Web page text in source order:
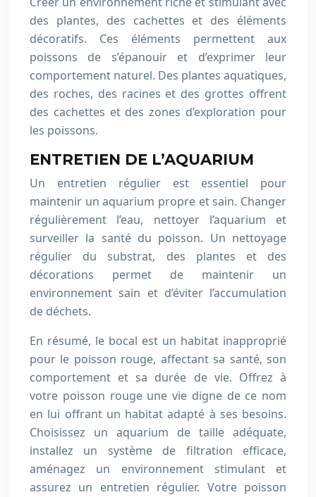
des plantes, des cachettes et des éléments
décoratifs. Ces éléments permettent aux
poissons de s’épanouir et d’exprimer leur
comportement naturel. Des plantes aquatiques,
des roches, des racines et des grottes offrent
des cachettes et des zones d’exploration pour
les poissons.
ENTRETIEN DE L’AQUARIUM
Un entretien régulier est essentiel pour
maintenir un aquarium propre et sain. Changer
régulièrement l’eau, nettoyer l’aquarium et
surveiller la santé du poisson. Un nettoyage
régulier du substrat, des plantes et des
décorations permet de maintenir un
environnement sain et d’éviter l’accumulation
de déchets.
En résumé, le bocal est un habitat inapproprié
pour le poisson rouge, affectant sa santé, son
comportement et sa durée de vie. Offrez à
votre poisson rouge une vie digne de ce nom
en lui offrant un habitat adapté à ses besoins.
Choisissez un aquarium de taille adéquate,
installez un système de filtration efficace,
aménagez un environnement stimulant et
assurez un entretien régulier. Votre poisson